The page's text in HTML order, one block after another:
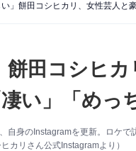
餅田コシヒ
い」「めっ
自身のInstagramを更新。ロケ
カリさん公式Instagramより）